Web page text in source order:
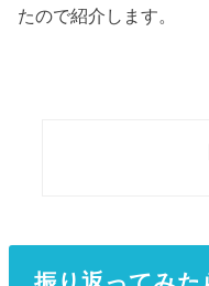
たので紹介します。